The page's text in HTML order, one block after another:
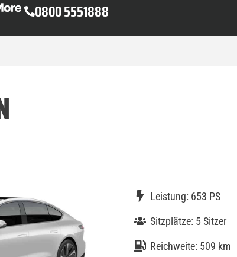
0800 5551888
Leistung: 653 PS
Sitzplätze: 5 Sitzer
Reichweite: 509 km